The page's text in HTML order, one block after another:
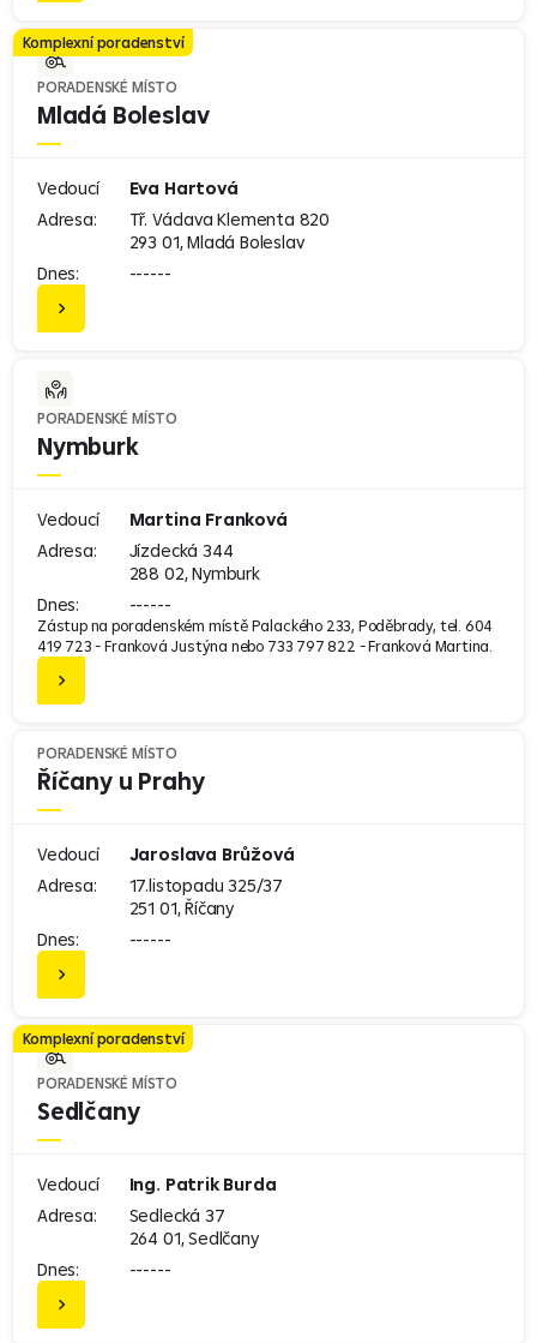
Komplexní poradenství
PORADENSKÉ MÍSTO
Mladá Boleslav
Vedoucí
Eva Hartová
Adresa:
Tř. Václava Klementa 820
293 01, Mladá Boleslav
Dnes:
------
PORADENSKÉ MÍSTO
Nymburk
Vedoucí
Martina Franková
Adresa:
Jízdecká 344
288 02, Nymburk
Dnes:
------
Zástup na poradenském místě Palackého 233, Poděbrady, tel. 604
419 723 - Franková Justýna nebo 733 797 822 - Franková Martina.
PORADENSKÉ MÍSTO
Říčany u Prahy
Vedoucí
Jaroslava Brůžová
Adresa:
17.listopadu 325/37
251 01, Říčany
Dnes:
------
Komplexní poradenství
PORADENSKÉ MÍSTO
Sedlčany
Vedoucí
Ing. Patrik Burda
Adresa:
Sedlecká 37
264 01, Sedlčany
Dnes:
------